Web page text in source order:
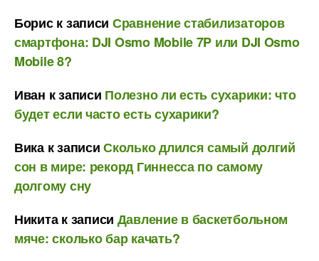
Бориск записи Сравнение стабилизаторов
смартфона: DJI Osmo Mobile 7P или DJI Osmo
Mobile 8?
Иван к записи Полезно ли есть сухарики: что
будет если часто есть сухарики?
Викак записиСколько длился самый долгий
сон в мире: рекорд Гиннесса по самому
долгому сну
Никитак записи Давление в баскетбольном
мяче: сколько бар качать?